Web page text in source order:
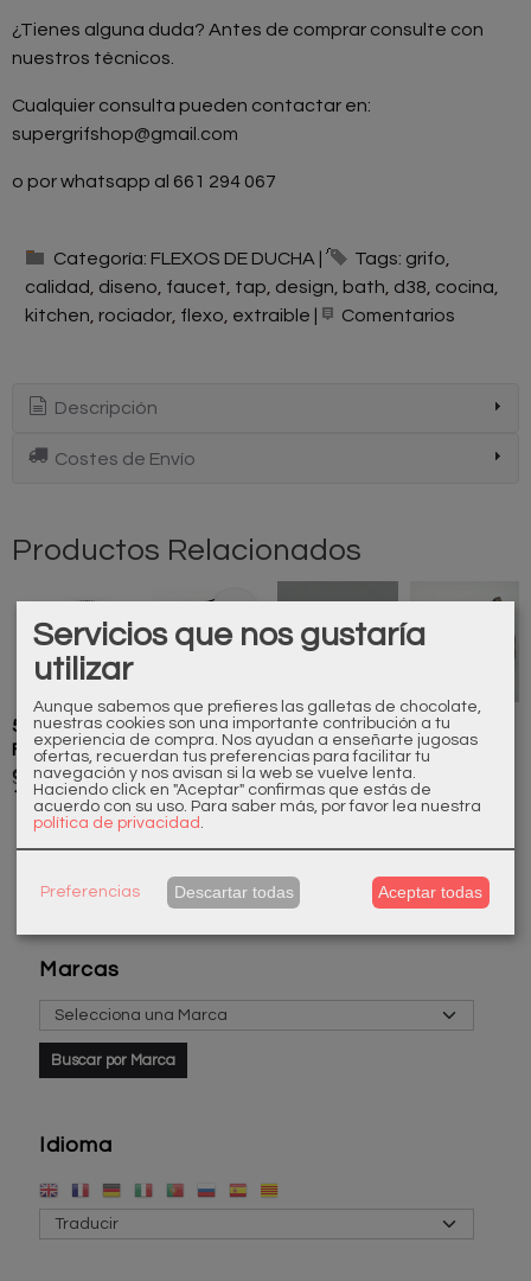
Marcas
Idioma
¿Tienes alguna duda? Antes de comprar consulte con
nuestros técnicos.
Cualquier consulta pueden contactar en:
supergrifshop@gmail.com
o por whatsapp al 661 294 067
Categoría: FLEXOS DE DUCHA Tags: grifo
calidad
diseno faucet tap design bath d38 cocina
kitchen rociador flexo extraible Comentarios
Descripción
Costes de Envío
Productos Relacionados
500281110
Flexo de
ducha goma
1.7...
5,00 €
600863110
Mango de
ducha Spa
12,50 €25,00 €
600518110
Soporte
ducha
minimalista
8,47 €
500256290
Flexo de
ducha
Bronce...
43,56 €
Servicios que nos gustaría
utilizar
Aunque sabemos que prefieres las galletas de chocolate,
nuestras cookies son una importante contribución a tu
experiencia de compra. Nos ayudan a enseñarte jugosas
ofertas, recuerdan tus preferencias para facilitar tu
navegación y nos avisan si la web se vuelve lenta.
Haciendo click en "Aceptar" confirmas que estás de
acuerdo con su uso. Para saber más, por favor lea nuestra
política de privacidad
Preferencias Descartar todas Aceptar todas